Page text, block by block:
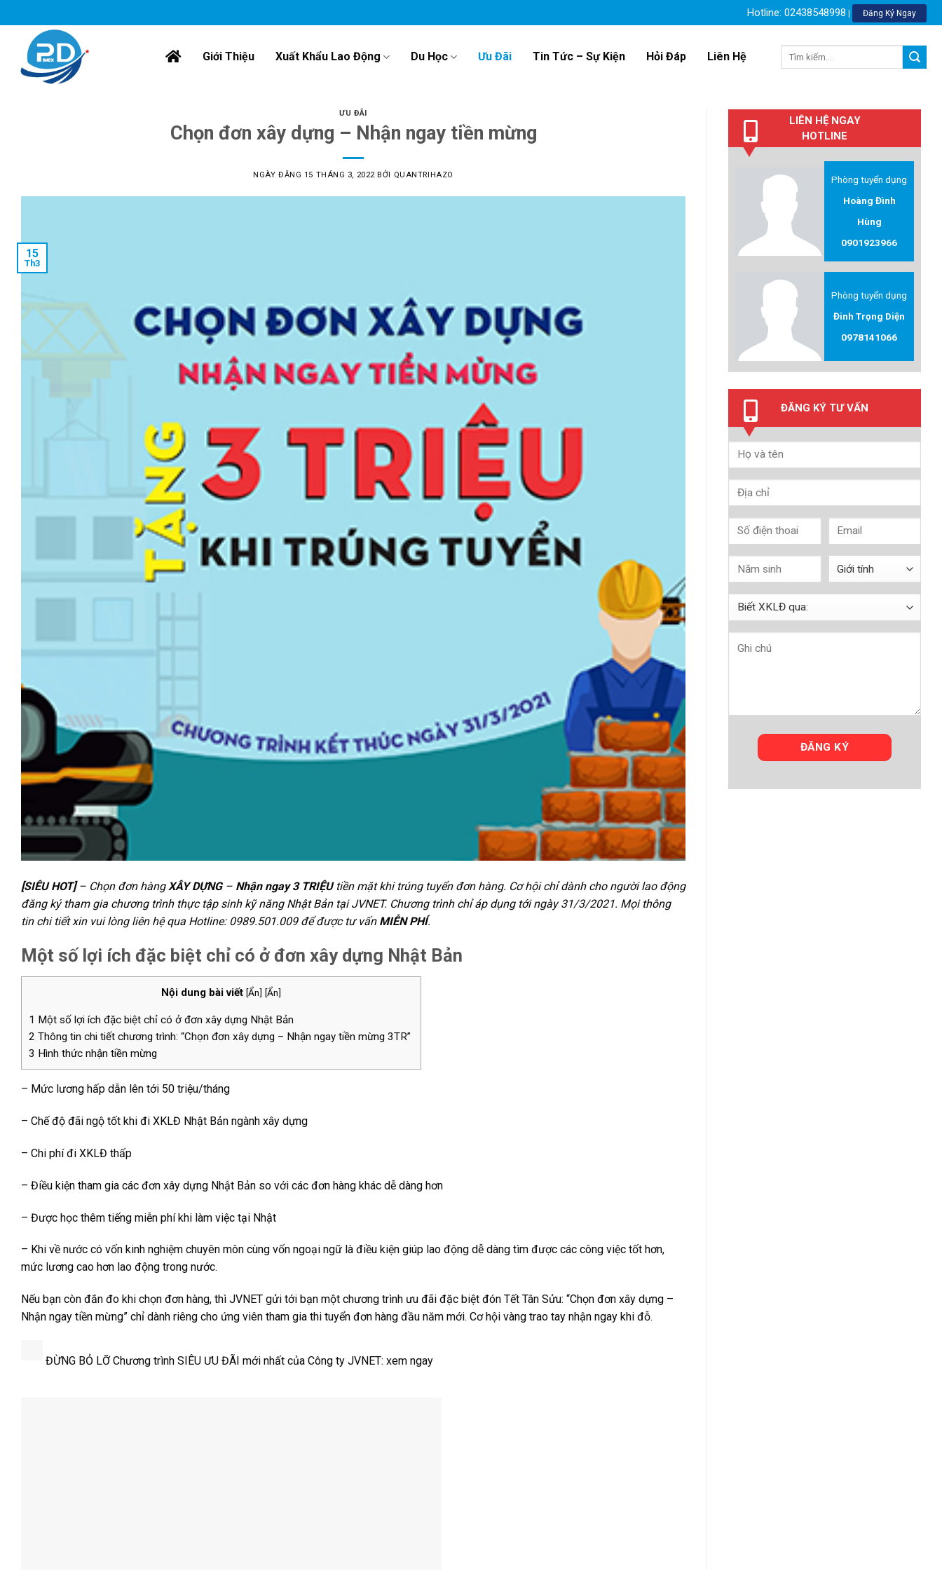
đến
Hotline: 02438548998 Đăng Ký Ngay
Giới Thiệu Xuất Khẩu Lao Động Du Học Ưu Đãi Tin Tức – Sự Kiện Hỏi Đáp Liên Hệ
ƯU ĐÃI
Chọn đơn xây dựng – Nhận ngay tiền mừng
NGÀY ĐĂNG 15 THÁNG 3, 2022 BỞI QUANTRIHAZO
15
Th3
[SIÊU HOT]– Chọn đơn hàng XÂY DỰNG– Nhận ngay 3 TRIỆUtiền mặt khi trúng tuyển đơn hàng. Cơ hội chỉ dành cho người lao động
đăng ký tham gia chương trình thực tập sinh kỹ năng Nhật Bản tại JVNET. Chương trình chỉ áp dụng tới ngày 31/3/2021. Mọi thông
tin chi tiết xin vui lòng liên hệ qua Hotline: 0989.501.009 để được tư vấn MIỄN PHÍ.
Một số lợi ích đặc biệt chỉ có ở đơn xây dựng Nhật Bản
Nội dung bài viết [Ẩn] [Ẩn]
1 Một số lợi ích đặc biệt chỉ có ở đơn xây dựng Nhật Bản
2 Thông tin chi tiết chương trình: “Chọn đơn xây dựng – Nhận ngay tiền mừng 3TR”
3 Hình thức nhận tiền mừng
– Mức lương hấp dẫn lên tới 50 triệu/tháng
– Chế độ đãi ngộ tốt khi đi XKLĐ Nhật Bản ngành xây dựng
– Chi phí đi XKLĐ thấp
– Điều kiện tham gia các đơn xây dựng Nhật Bản so với các đơn hàng khác dễ dàng hơn
– Được học thêm tiếng miễn phí khi làm việc tại Nhật
– Khi về nước có vốn kinh nghiệm chuyên môn cùng vốn ngoại ngữ là điều kiện giúp lao động dễ dàng tìm được các công việc tốt hơn,
mức lương cao hơn lao động trong nước.
Nếu bạn còn đắn đo khi chọn đơn hàng, thì JVNET gửi tới bạn một chương trình ưu đãi đặc biệt đón Tết Tân Sửu: “Chọn đơn xây dựng –
Nhận ngay tiền mừng” chỉ dành riêng cho ứng viên tham gia thi tuyển đơn hàng đầu năm mới. Cơ hội vàng trao tay nhận ngay khi đỗ.
ĐỪNG BỎ LỠ Chương trình SIÊU ƯU ĐÃI mới nhất của Công ty JVNET: xem ngay
LIÊN HỆ NGAY
HOTLINE
Phòng tuyển dụng
Hoàng Đình
Hùng
0901923966
Phòng tuyển dụng
Đinh Trọng Diện
0978141066
ĐĂNG KÝ TƯ VẤN